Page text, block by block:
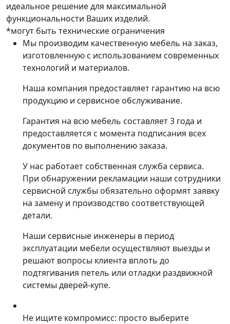
идеальное решение для максимальной
функциональности Ваших изделий.
*могут быть технические ограничения
Мы производим качественную мебель на заказ,
изготовленную с использованием современных
технологий и материалов.
Наша компания предоставляет гарантию на всю
продукцию и сервисное обслуживание.
Гарантия на всю мебель составляет 3 года и
предоставляется с момента подписания всех
документов по выполнению заказа.
У нас работает собственная служба сервиса.
При обнаружении рекламации наши сотрудники
сервисной службы обязательно оформят заявку
на замену и производство соответствующей
детали.
Наши сервисные инженеры в период
эксплуатации мебели осуществляют выезды и
решают вопросы клиента вплоть до
подтягивания петель или отладки раздвижной
системы дверей-купе.
Не ищите компромисс: просто выберите